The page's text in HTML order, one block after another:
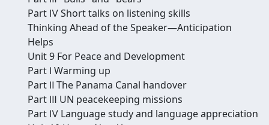
Part Ⅳ Short talks on listening skills
Thinking Ahead of the Speaker—Anticipation
Helps
Unit 9 For Peace and Development
Part Ⅰ Warming up
Part Ⅱ The Panama Canal handover
Part Ⅲ UN peacekeeping missions
Part Ⅳ Language study and language appreciation